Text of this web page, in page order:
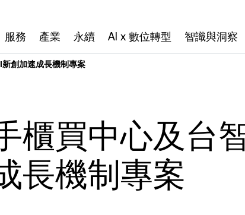
服務 產業 永續 AI x 數位轉型 智識與洞察
創加速成長機制專案
櫃買中心及台
長機制專案